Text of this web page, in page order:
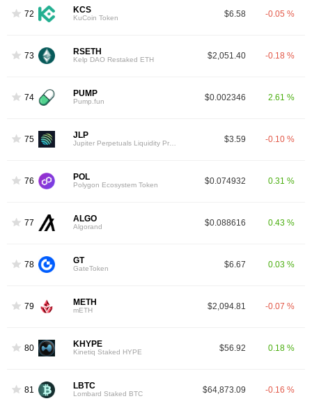
72 KCS
KuCoin Token $6.58 -0.05 %
73 RSETH
Kelp DAO Restaked ETH $2,051.40 -0.18 %
74 PUMP
Pump.fun $0.002346 2.61 %
75 JLP $3.59 -0.10 %
76 POL
Polygon Ecosystem Token $0.074932 0.31 %
77 ALGO
Algorand $0.088616 0.43 %
78 GT
GateToken $6.67 0.03 %
79 METH
mETH $2,094.81 -0.07 %
80 KHYPE
Kinetiq Staked HYPE $56.92 0.18 %
81 LBTC
Lombard Staked BTC $64,873.09 -0.16 %